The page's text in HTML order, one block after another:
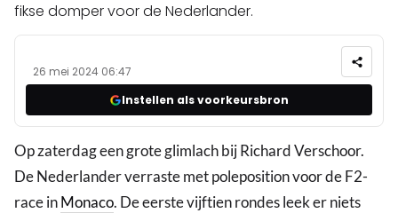
fikse domper voor de Nederlander.
26 mei 2024 06:47
Instellen als voorkeursbron
Op zaterdag een grote glimlach bij Richard Verschoor.
De Nederlander verraste met poleposition voor de F2-
race inMonaco. De eerste vijftien rondes leek er niets